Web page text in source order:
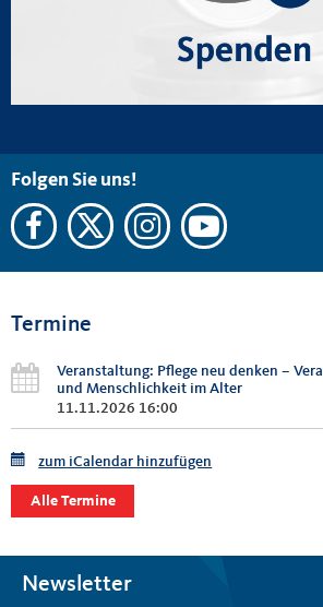
Folgen Sie uns!
Termine
Veranstaltung: Pflege neu denken –
und Menschlichkeit im Alter
11.11.2026 16:00
zum iCalendar hinzufügen
Alle Termine
Newsletter